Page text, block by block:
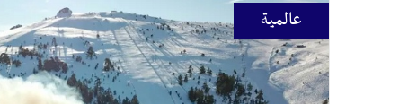
عالمية